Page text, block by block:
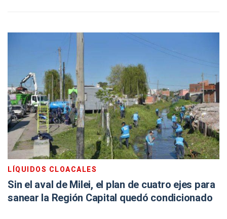
LÍQUIDOS CLOACALES
Sin el aval de Milei, el plan de cuatro ejes para
sanear la Región Capital quedó condicionado